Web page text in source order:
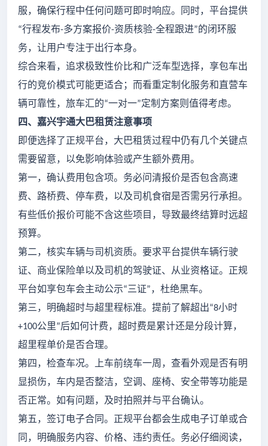
服，确保行程中任何问题可即时响应。同时，平台提供
“行程发布-多方案报价-资质核验-全程跟进”的闭环服
务，让用户专注于出行本身。
综合来看，追求极致性价比和广泛车型选择，享包车出
行的竞价模式可能更适合；而看重定制化服务和直营车
辆可靠性，旅车汇的“一对一”定制方案则值得考虑。
四、嘉兴宇通大巴租赁注意事项
即便选择了正规平台，大巴租赁过程中仍有几个关键点
需要留意，以免影响体验或产生额外费用。
第一，确认费用包含项。务必问清报价是否包含高速
费、路桥费、停车费，以及司机食宿是否需另行承担。
有些低价报价可能不含这些项目，导致最终结算时远超
预算。
第二，核实车辆与司机资质。要求平台提供车辆行驶
证、商业保险单以及司机的驾驶证、从业资格证。正规
平台如享包车会主动公示“三证”，杜绝黑车。
第三，明确超时与超里程标准。提前了解超出“8小时
+100公里”后如何计费，超时费是累计还是分段计算，
超里程单价是否合理。
第四，检查车况。上车前绕车一周，查看外观是否有明
显损伤，车内是否整洁，空调、座椅、安全带等功能是
否正常。如有问题，及时拍照并与平台确认。
第五，签订电子合同。正规平台都会生成电子订单或合
同，明确服务内容、价格、违约责任。务必仔细阅读，